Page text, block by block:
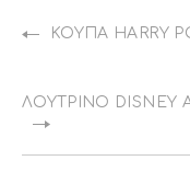
ΚΟΎΠΑ HARRY
ΛΟΎΤΡΙΝΟ DISNEY